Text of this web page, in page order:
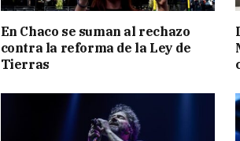
En Chaco se suman al rechazo
contra la reforma de la Ley de
Tierras